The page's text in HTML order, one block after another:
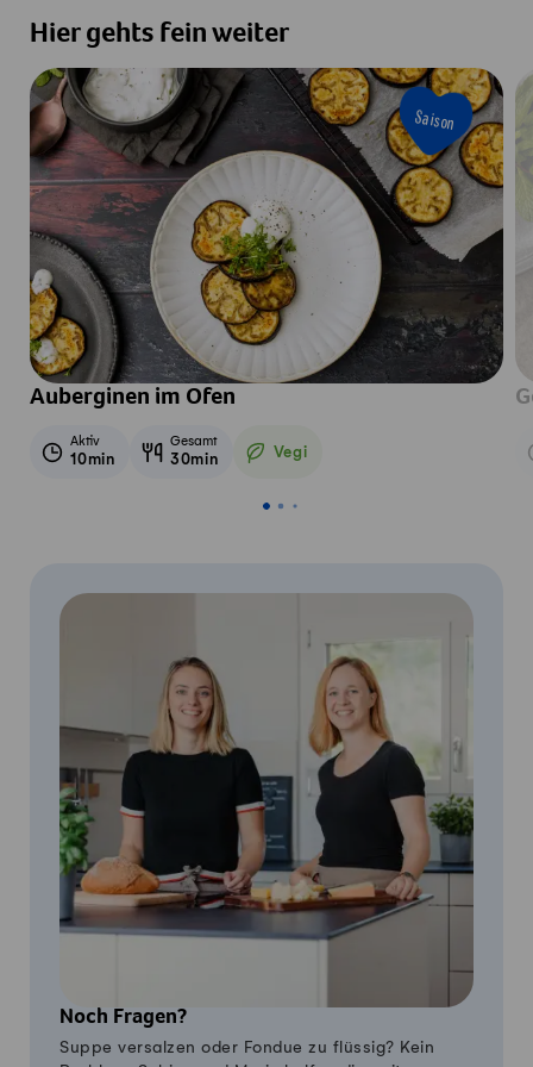
Hier gehts fein weiter
Saison
Auberginen im Ofen
Aktiv
10min
Gesamt
30min Vegi
Vegetarisch
Noch Fragen?
Suppe versalzen oder Fondue zu flüssig? Kein